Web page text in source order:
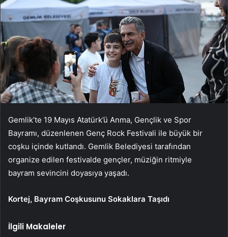
Gemlik’te 19 Mayıs Atatürk’ü Anma, Gençlik ve Spor
Bayramı, düzenlenen Genç Rock Festivali ile büyük bir
coşku içinde kutlandı. Gemlik Belediyesi tarafından
organize edilen festivalde gençler, müziğin ritmiyle
bayram sevincini doyasıya yaşadı.
Kortej, Bayram Coşkusunu Sokaklara Taşıdı
İlgili Makaleler